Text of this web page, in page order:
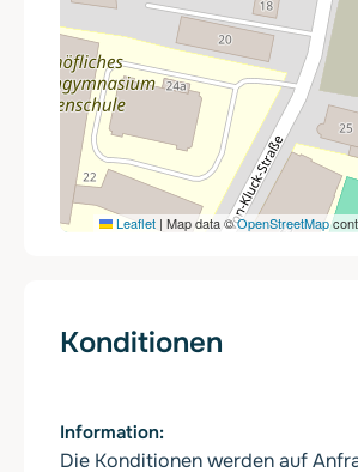
Leaflet | Map data ©OpenStreetMap
Konditionen
Information
Die Konditionen werden auf